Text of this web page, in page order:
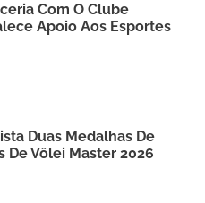
Com O Clube
Apoio Aos Esportes
Duas Medalhas De
De Vôlei Master 2026